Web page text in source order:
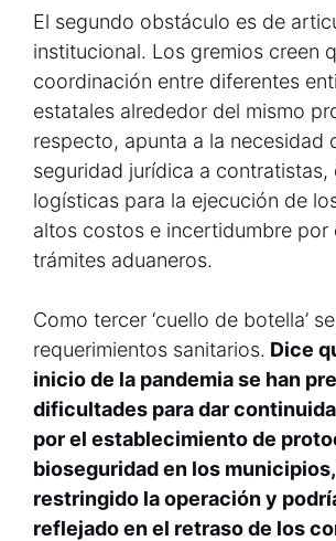
El segundo obstáculo es de
institucional. Los gremios creen
coordinación entre diferentes
estatales alrededor del mismo
respecto, apunta a la necesidad
seguridad jurídica a contratistas,
logísticas para la ejecución de
altos costos e incertidumbre por
trámites aduaneros.
Como tercer ‘cuello de botella’
requerimientos sanitarios. Dice
inicio de la pandemia se han
dificultades para dar
por el establecimiento de
bioseguridad en los
restringido la operación y
reflejado en el retraso de los